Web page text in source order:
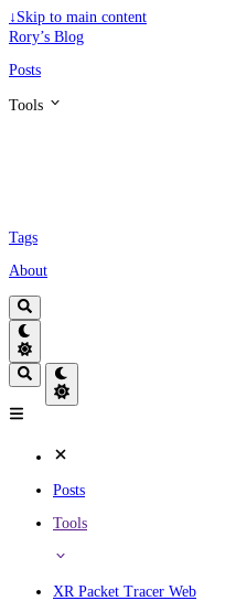
↓ Skip to main content
Rory’s Blog
Posts
Tools
Tags
About
Posts
Tools
XR Packet Tracer Web